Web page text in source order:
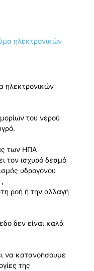
ηλεκτρονικών
του νερού
των ΗΠΑ
τον ισχυρό δεσμό
υδρογόνου
ροή ή την αλλαγή
δεν είναι καλά
να κατανοήσουμε
της